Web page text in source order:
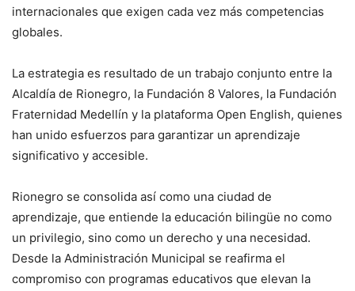
internacionales que exigen cada vez más competencias
globales.
La estrategia es resultado de un trabajo conjunto entre la
Alcaldía de Rionegro, la Fundación 8 Valores, la Fundación
Fraternidad Medellín y la plataforma Open English, quienes
han unido esfuerzos para garantizar un aprendizaje
significativo y accesible.
Rionegro se consolida así como una ciudad de
aprendizaje, que entiende la educación bilingüe no como
un privilegio, sino como un derecho y una necesidad.
Desde la Administración Municipal se reafirma el
compromiso con programas educativos que elevan la